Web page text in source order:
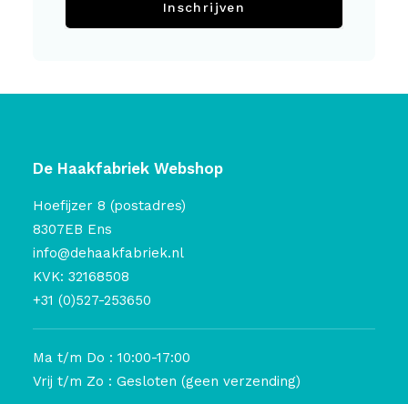
Inschrijven
De Haakfabriek Webshop
Hoefijzer 8 (postadres)
8307EB Ens
info@dehaakfabriek.nl
KVK: 32168508
+31 (0)527-253650
Ma t/m Do : 10:00-17:00
Vrij t/m Zo : Gesloten (geen verzending)